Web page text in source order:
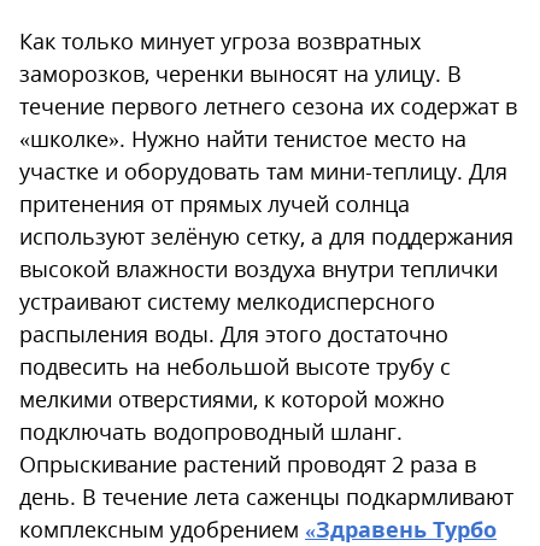
Как только минует угроза возвратных
заморозков, черенки выносят на улицу. В
течение первого летнего сезона их содержат в
«школке». Нужно найти тенистое место на
участке и оборудовать там мини-теплицу. Для
притенения от прямых лучей солнца
используют зелёную сетку, а для поддержания
высокой влажности воздуха внутри теплички
устраивают систему мелкодисперсного
распыления воды. Для этого достаточно
подвесить на небольшой высоте трубу с
мелкими отверстиями, к которой можно
подключать водопроводный шланг.
Опрыскивание растений проводят 2 раза в
день. В течение лета саженцы подкармливают
комплексным удобрением «Здравень Турбо